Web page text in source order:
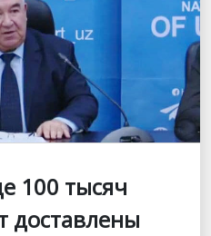
100 тысяч
доставлены